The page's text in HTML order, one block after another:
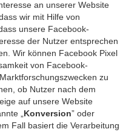
an unserer Website
wir mit Hilfe von
unsere Facebook-
der Nutzer entsprechen
Wir können Facebook Pixel
von Facebook-
zu
ob Nutzer nach dem
auf unsere Website
„ Konversion” oder
Fall basiert die Verarbeitung